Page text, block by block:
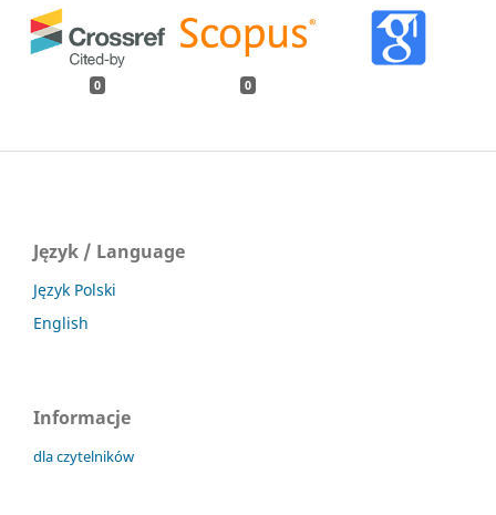
0 0
Język / Language
Język Polski
English
Informacje
dla czytelników